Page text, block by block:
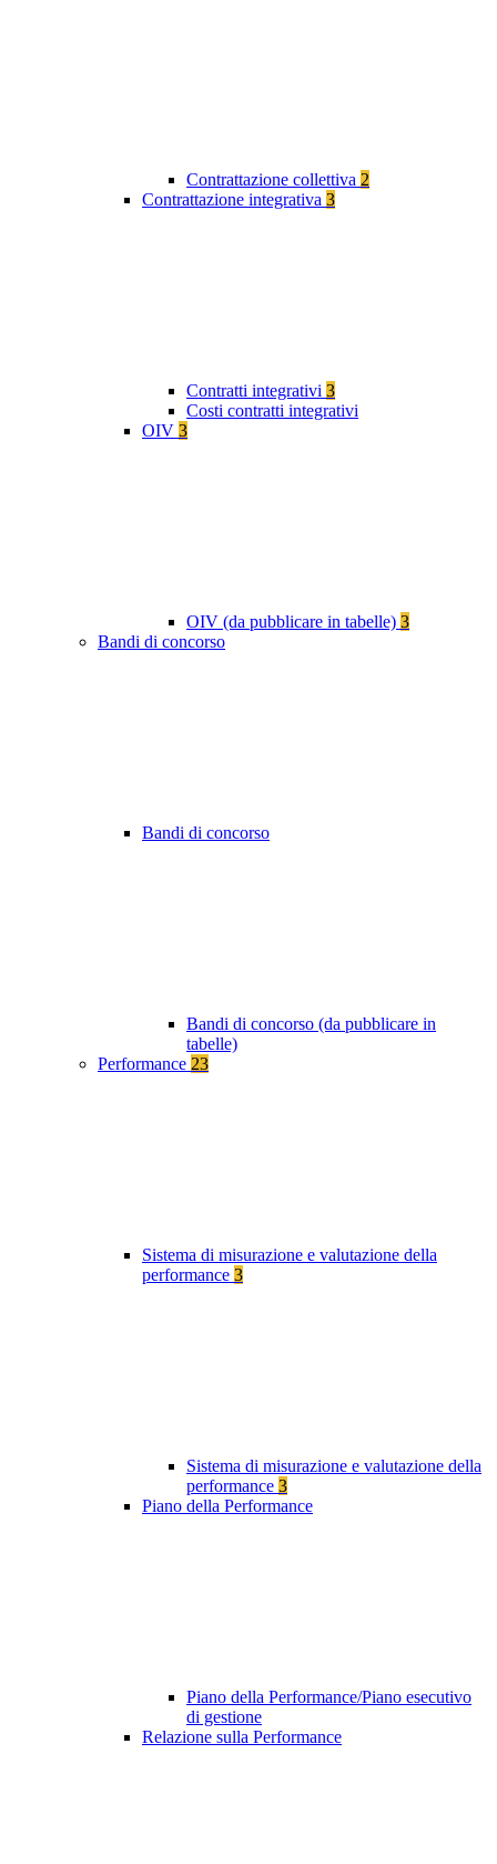
Contrattazione collettiva 2
Contrattazione integrativa 3
Contratti integrativi 3
Costi contratti integrativi
OIV 3
OIV (da pubblicare in tabelle) 3
Bandi di concorso
Bandi di concorso
Bandi di concorso (da pubblicare in
tabelle)
Performance 23
Sistema di misurazione e valutazione della
performance 3
Sistema di misurazione e valutazione della
performance 3
Piano della Performance
Piano della Performance/Piano esecutivo
di gestione
Relazione sulla Performance